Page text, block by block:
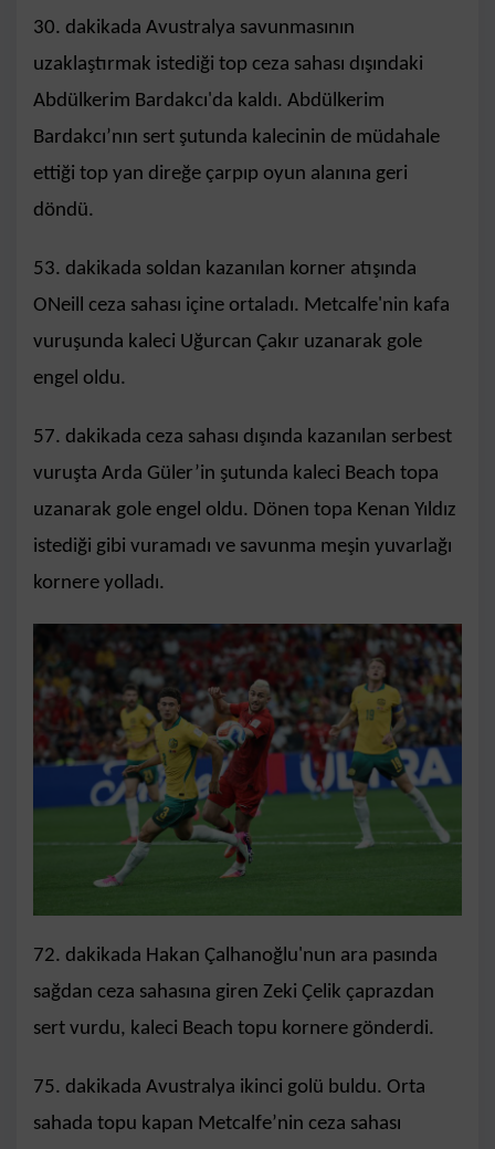
30. dakikada Avustralya savunmasının
uzaklaştırmak istediği top ceza sahası dışındaki
Abdülkerim Bardakcı'da kaldı. Abdülkerim
Bardakcı’nın sert şutunda kalecinin de müdahale
ettiği top yan direğe çarpıp oyun alanına geri
döndü.
53. dakikada soldan kazanılan korner atışında
ONeill ceza sahası içine ortaladı. Metcalfe'nin kafa
vuruşunda kaleci Uğurcan Çakır uzanarak gole
engel oldu.
57. dakikada ceza sahası dışında kazanılan serbest
vuruşta Arda Güler’in şutunda kaleci Beach topa
uzanarak gole engel oldu. Dönen topa Kenan Yıldız
istediği gibi vuramadı ve savunma meşin yuvarlağı
kornere yolladı.
72. dakikada Hakan Çalhanoğlu'nun ara pasında
sağdan ceza sahasına giren Zeki Çelik çaprazdan
sert vurdu, kaleci Beach topu kornere gönderdi.
75. dakikada Avustralya ikinci golü buldu. Orta
sahada topu kapan Metcalfe’nin ceza sahası